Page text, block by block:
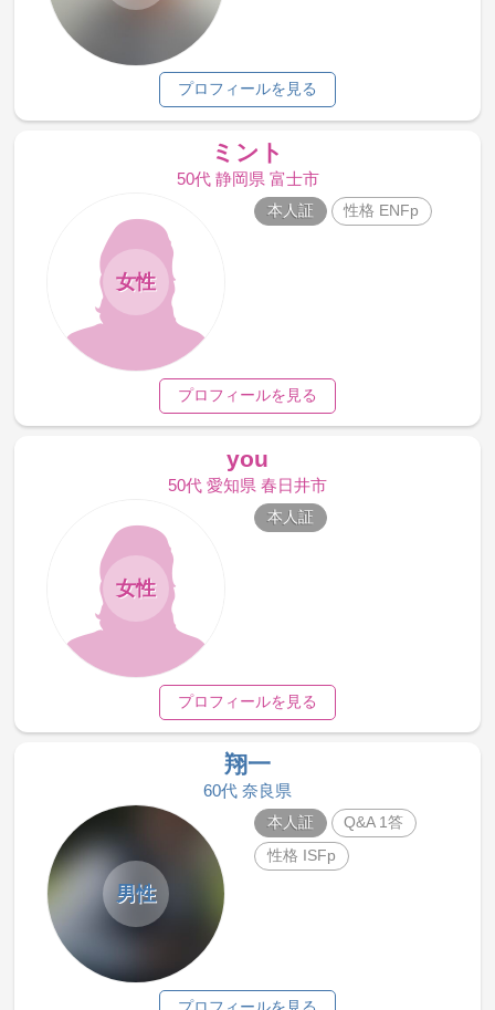
プロフィールを見る
ミント
50代 静岡県 富士市
女性
本人証 性格 ENFp
プロフィールを見る
you
50代 愛知県 春日井市
女性
本人証
プロフィールを見る
翔一
60代 奈良県
男性
本人証
Q&A 1答
性格 ISFp